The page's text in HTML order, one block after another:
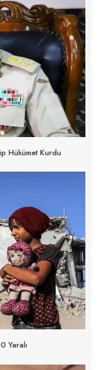
Hükümet Kurdu
Yaralı